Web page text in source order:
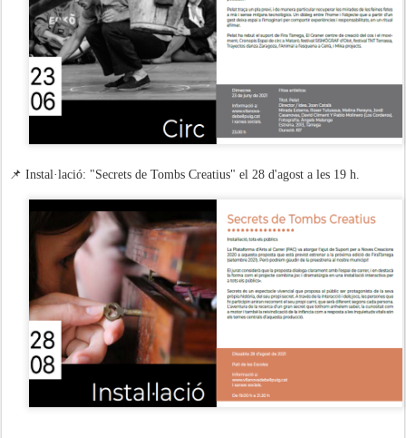
📌 Instal·lació: "Secrets de Tombs Creatius" el 28 d'agost a les 19 h.